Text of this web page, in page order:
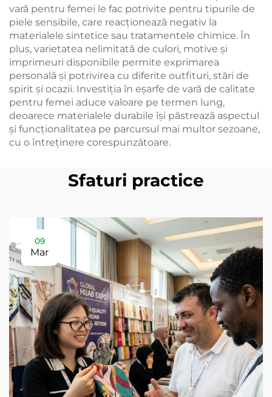
vară pentru femei le fac potrivite pentru tipurile de
piele sensibile, care reacționează negativ la
materialele sintetice sau tratamentele chimice. În
plus, varietatea nelimitată de culori, motive și
imprimeuri disponibile permite exprimarea
personală și potrivirea cu diferite outfituri, stări de
spirit și ocazii. Investiția în eşarfe de vară de calitate
pentru femei aduce valoare pe termen lung,
deoarece materialele durabile își păstrează aspectul
și funcționalitatea pe parcursul mai multor sezoane,
cu o întreținere corespunzătoare.
Sfaturi practice
09
Mar